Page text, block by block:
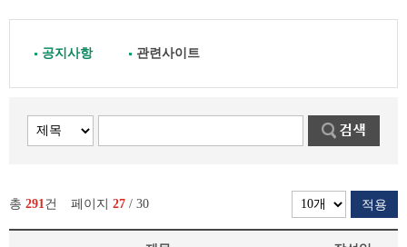
공지사항 관련사이트
총 291건 페이지 27 / 30 적용